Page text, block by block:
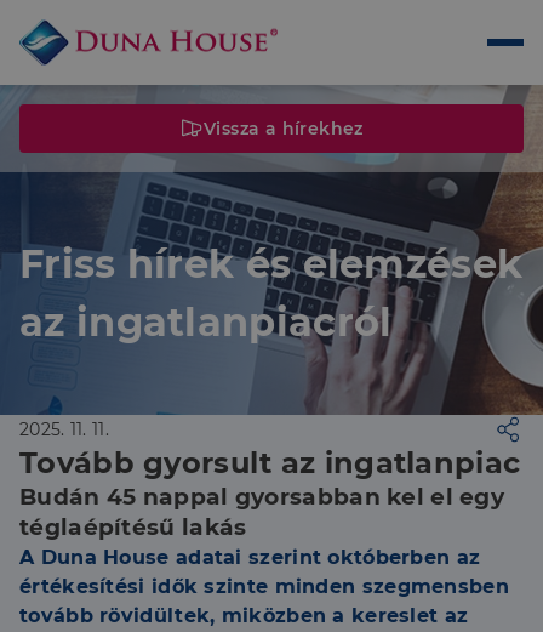
Vissza a hírekhez
Friss hírek és elemzések
az ingatlanpiacról
2025. 11. 11.
Tovább gyorsult az ingatlanpiac
Budán 45 nappal gyorsabban kel el egy
téglaépítésű lakás
A Duna House adatai szerint októberben az
értékesítési idők szinte minden szegmensben
tovább rövidültek, miközben a kereslet az